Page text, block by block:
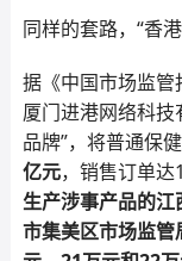
同样的套路，“香
据《中国市场监管
厦门进港网络科
品牌”，将普通保
亿元，销售订单达
生产涉事产品的
市集美区市场监